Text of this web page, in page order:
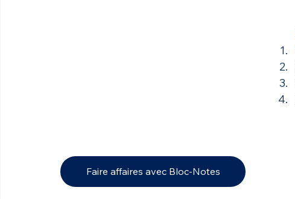
Faire affaires avec Bloc-Notes